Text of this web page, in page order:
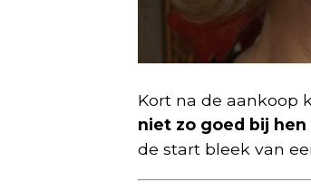
Kort na de aankoop
niet zo goed bij hen
de start bleek van